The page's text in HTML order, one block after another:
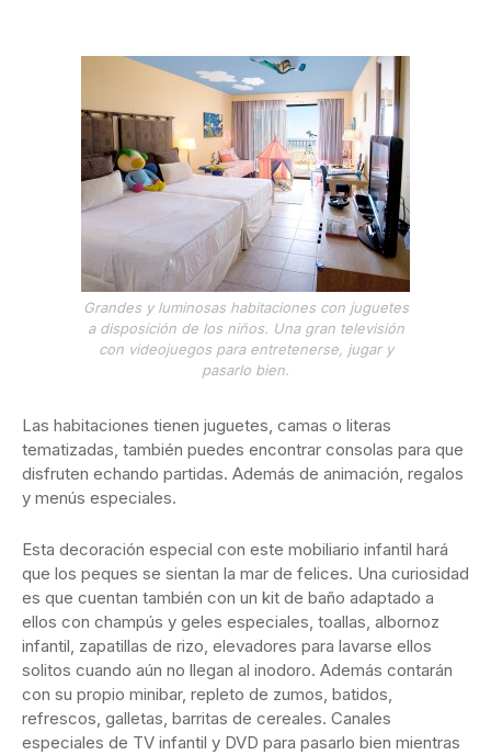
Grandes y luminosas habitaciones con juguetes
a disposición de los niños. Una gran televisión
con videojuegos para entretenerse, jugar y
pasarlo bien.
Las habitaciones tienen juguetes, camas o literas
tematizadas, también puedes encontrar consolas para que
disfruten echando partidas. Además de animación, regalos
y menús especiales.
Esta decoración especial con este mobiliario infantil hará
que los peques se sientan la mar de felices. Una curiosidad
es que cuentan también con un kit de baño adaptado a
ellos con champús y geles especiales, toallas, albornoz
infantil, zapatillas de rizo, elevadores para lavarse ellos
solitos cuando aún no llegan al inodoro. Además contarán
con su propio minibar, repleto de zumos, batidos,
refrescos, galletas, barritas de cereales. Canales
especiales de TV infantil y DVD para pasarlo bien mientras